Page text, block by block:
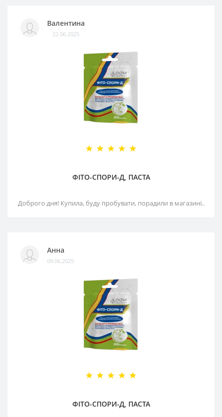
Валентина
22.06.2025
ФІТО-СПОРИ-Д, ПАСТА
Доброго дня! Купила, буду пробувати, порадили в магазині..
Анна
09.06.2025
ФІТО-СПОРИ-Д, ПАСТА